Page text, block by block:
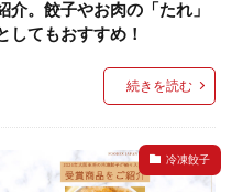
介。餃子やお肉の「たれ」
してもおすすめ！
続きを読む
冷凍餃子
ント
たれ
ESG
SNS
X
アレンジ